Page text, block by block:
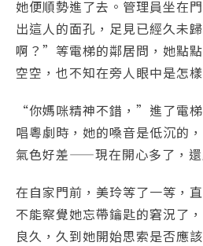
她便順勢進了去。管理員坐在
出這人的面孔，足見已經久未
啊？”等電梯的鄰居問，她點
空空，也不知在旁人眼中是怎
“你媽咪精神不錯，”進了電
唱粵劇時，她的嗓音是低沉的
氣色好差——現在開心多了，還
在自家門前，美玲等了一等，
不能察覺她忘帶鑰匙的窘況了
良久，久到她開始思索是否應